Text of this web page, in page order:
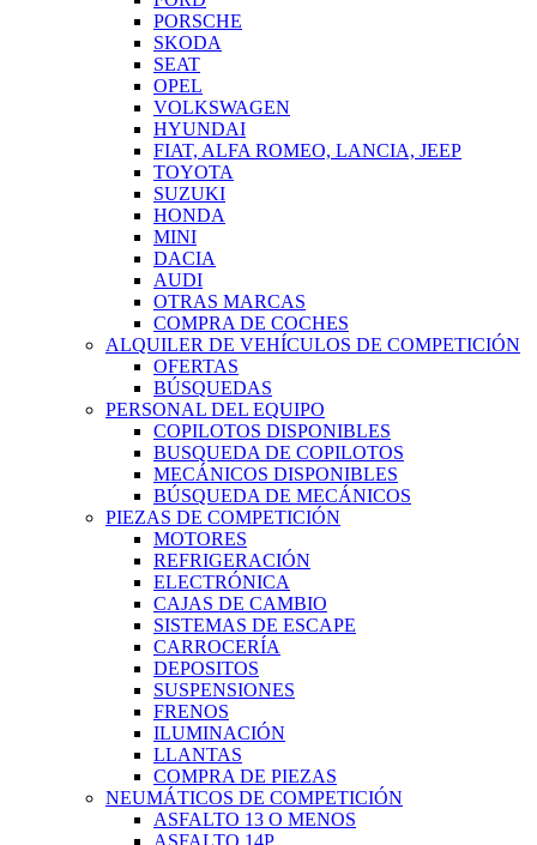
PORSCHE
SKODA
SEAT
OPEL
VOLKSWAGEN
HYUNDAI
FIAT, ALFA ROMEO, LANCIA, JEEP
TOYOTA
SUZUKI
HONDA
MINI
DACIA
AUDI
OTRAS MARCAS
COMPRA DE COCHES
ALQUILER DE VEHÍCULOS DE COMPETICIÓN
OFERTAS
BÚSQUEDAS
PERSONAL DEL EQUIPO
COPILOTOS DISPONIBLES
BUSQUEDA DE COPILOTOS
MECÁNICOS DISPONIBLES
BÚSQUEDA DE MECÁNICOS
PIEZAS DE COMPETICIÓN
MOTORES
REFRIGERACIÓN
ELECTRÓNICA
CAJAS DE CAMBIO
SISTEMAS DE ESCAPE
CARROCERÍA
DEPOSITOS
SUSPENSIONES
FRENOS
ILUMINACIÓN
LLANTAS
COMPRA DE PIEZAS
NEUMÁTICOS DE COMPETICIÓN
ASFALTO 13 O MENOS
ASFALTO 14P